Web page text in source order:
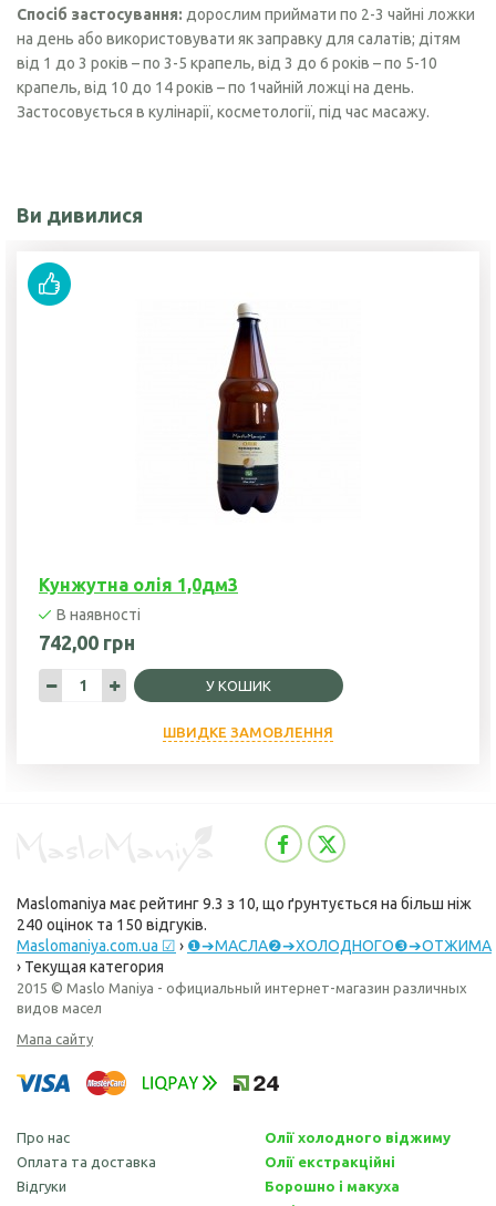
Спосіб застосування: дорослим приймати по 2-3 чайні ложки
на день або використовувати як заправку для салатів; дітям
від 1 до 3 років – по 3-5 крапель, від 3 до 6 років – по 5-10
крапель, від 10 до 14 років – по 1чайній ложці на день.
Застосовується в кулінарії, косметології, під час масажу.
Ви дивилися
Кунжутна олія 1,0дм3
В наявності
742,00 грн
У КОШИК
ШВИДКЕ ЗАМОВЛЕННЯ
Maslomaniya має рейтинг9.3 з 10, що ґрунтується на більш ніж
240 оцінок та 150 відгуків.
Maslomaniya.com.ua ☑ › ❶➔МАСЛА❷➔ХОЛОДНОГО❸➔ОТЖИМА
› Текущая категория
2015 © Maslo Maniya - официальный интернет-магазин различных
видов масел
Мапа сайту
Про нас
Оплата та доставка
Відгуки
Олії холодного віджиму
Олії екстракційні
Борошно і макуха